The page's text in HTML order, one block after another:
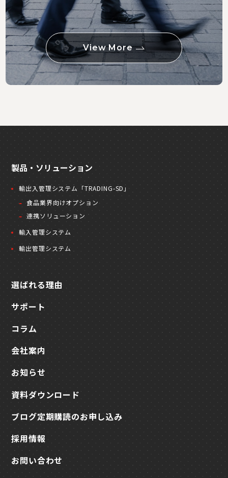
View More
製品・ソリューション
輸出入管理システム「TRADING-SD」
食品業界向けオプション
連携ソリューション
輸入管理システム
輸出管理システム
選ばれる理由
サポート
コラム
会社案内
お知らせ
資料ダウンロード
ブログ定期購読のお申し込み
採用情報
お問い合わせ